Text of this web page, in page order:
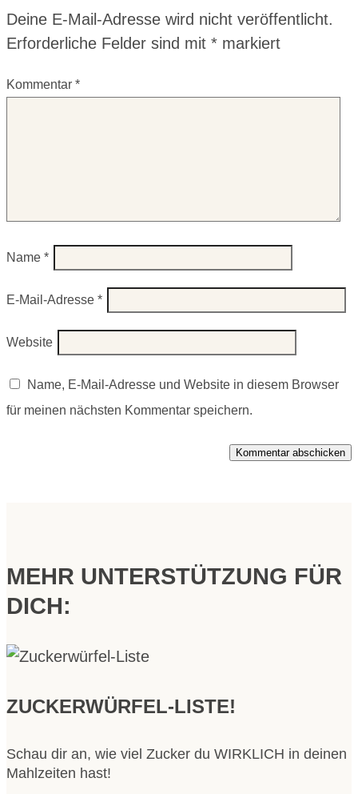
Deine E-Mail-Adresse wird nicht veröffentlicht.
Erforderliche Felder sind mit * markiert
Kommentar *
Name *
E-Mail-Adresse *
Website
Name, E-Mail-Adresse und Website in diesem Browser
für meinen nächsten Kommentar speichern.
Kommentar abschicken
MEHR UNTERSTÜTZUNG FÜR
DICH:
ZUCKERWÜRFEL-LISTE!
Schau dir an, wie viel Zucker du WIRKLICH in deinen
Mahlzeiten hast!